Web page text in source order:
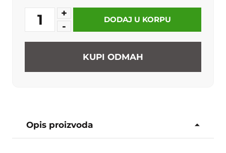
1
+
-
DODAJ U KORPU
KUPI ODMAH
Opis proizvoda